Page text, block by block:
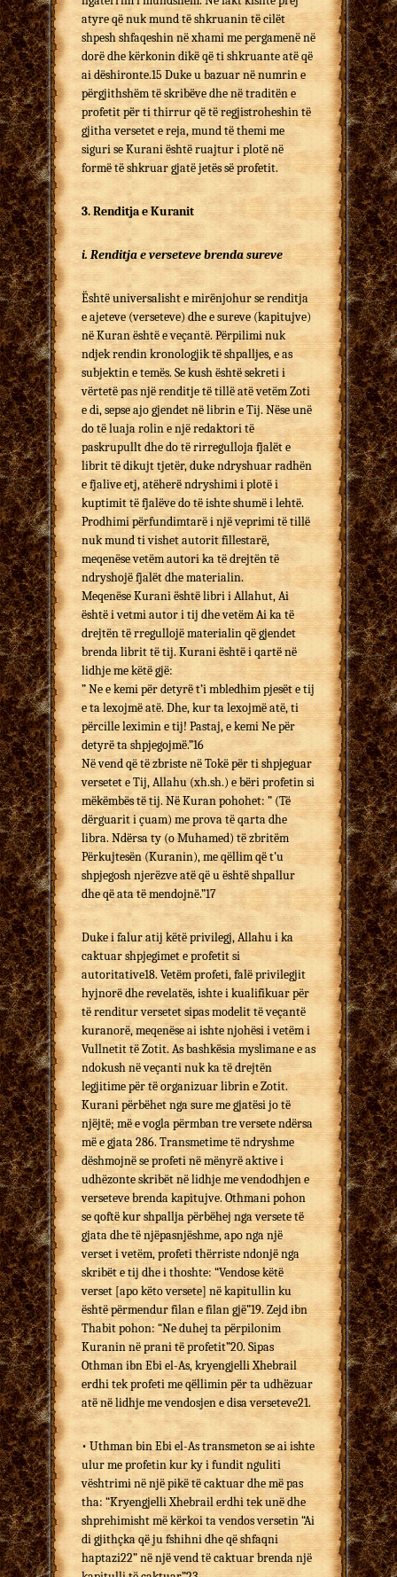
atyre që nuk mund të shkruanin të cilët
shpesh shfaqeshin në xhami me pergamenë në
dorë dhe kërkonin dikë që ti shkruante atë që
ai dëshironte.15 Duke u bazuar në numrin e
përgjithshëm të skribëve dhe në traditën e
profetit për ti thirrur që të regjistroheshin të
gjitha versetet e reja, mund të themi me
siguri se Kurani është ruajtur i plotë në
formë të shkruar gjatë jetës së profetit.
3. Renditja e Kuranit
i. Renditja e verseteve brenda sureve
Është universalisht e mirënjohur se renditja
e ajeteve (verseteve) dhe e sureve (kapitujve)
në Kuran është e veçantë. Përpilimi nuk
ndjek rendin kronologjik të shpalljes, e as
subjektin e temës. Se kush është sekreti i
vërtetë pas një renditje të tillë atë vetëm Zoti
e di, sepse ajo gjendet në librin e Tij. Nëse unë
do të luaja rolin e një redaktori të
paskrupullt dhe do të rirregulloja fjalët e
librit të dikujt tjetër, duke ndryshuar radhën
e fjalive etj, atëherë ndryshimi i plotë i
kuptimit të fjalëve do të ishte shumë i lehtë.
Prodhimi përfundimtarë i një veprimi të tillë
nuk mund ti vishet autorit fillestarë,
meqenëse vetëm autori ka të drejtën të
ndryshojë fjalët dhe materialin.
Meqenëse Kurani është libri i Allahut, Ai
është i vetmi autor i tij dhe vetëm Ai ka të
drejtën të rregullojë materialin që gjendet
brenda librit të tij. Kurani është i qartë në
lidhje me këtë gjë:
” Ne e kemi për detyrë t’i mbledhim pjesët e tij
e ta lexojmë atë. Dhe, kur ta lexojmë atë, ti
përcille leximin e tij! Pastaj, e kemi Ne për
detyrë ta shpjegojmë.”16
Në vend që të zbriste në Tokë për ti shpjeguar
versetet e Tij, Allahu (xh.sh.) e bëri profetin si
mëkëmbës të tij. Në Kuran pohohet: ” (Të
dërguarit i çuam) me prova të qarta dhe
libra. Ndërsa ty (o Muhamed) të zbritëm
Përkujtesën (Kuranin), me qëllim që t’u
shpjegosh njerëzve atë që u është shpallur
dhe që ata të mendojnë.”17
Duke i falur atij këtë privilegj, Allahu i ka
caktuar shpjegimet e profetit si
autoritative18. Vetëm profeti, falë privilegjit
hyjnorë dhe revelatës, ishte i kualifikuar për
të renditur versetet sipas modelit të veçantë
kuranorë, meqenëse ai ishte njohësi i vetëm i
Vullnetit të Zotit. As bashkësia myslimane e as
ndokush në veçanti nuk ka të drejtën
legjitime për të organizuar librin e Zotit.
Kurani përbëhet nga sure me gjatësi jo të
njëjtë; më e vogla përmban tre versete ndërsa
më e gjata 286. Transmetime të ndryshme
dëshmojnë se profeti në mënyrë aktive i
udhëzonte skribët në lidhje me vendodhjen e
verseteve brenda kapitujve. Othmani pohon
se qoftë kur shpallja përbëhej nga versete të
gjata dhe të njëpasnjëshme, apo nga një
verset i vetëm, profeti thërriste ndonjë nga
skribët e tij dhe i thoshte: “Vendose këtë
verset [apo këto versete] në kapitullin ku
është përmendur filan e filan gjë”19. Zejd ibn
Thabit pohon: “Ne duhej ta përpilonim
Kuranin në prani të profetit”20. Sipas
Othman ibn Ebi el-As, kryengjelli Xhebrail
erdhi tek profeti me qëllimin për ta udhëzuar
atë në lidhje me vendosjen e disa verseteve21.
• Uthman bin Ebi el-As transmeton se ai ishte
ulur me profetin kur ky i fundit nguliti
vështrimi në një pikë të caktuar dhe më pas
tha: “Kryengjelli Xhebrail erdhi tek unë dhe
shprehimisht më kërkoi ta vendos versetin “Ai
di gjithçka që ju fshihni dhe që shfaqni
haptazi22” në një vend të caktuar brenda një